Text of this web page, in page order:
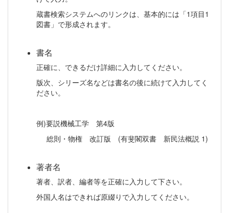
蔵書検索システムへのリンクは、基本的には「1項目1
図書」で形成されます。
書名
正確に、できるだけ詳細に入力してください。
版次、シリーズ名などは書名の後に続けて入力してく
ださい。
例)要説機械工学 第4版
総則・物権 改訂版 (有斐閣双書 新民法概説 1)
著者名
著者、訳者、編者等を正確に入力して下さい。
外国人名はできれば原綴りで入力してください。